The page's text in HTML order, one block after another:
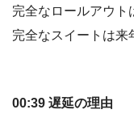
完全なロールアウト
完全なスイートは来
00:39 遅延の理由